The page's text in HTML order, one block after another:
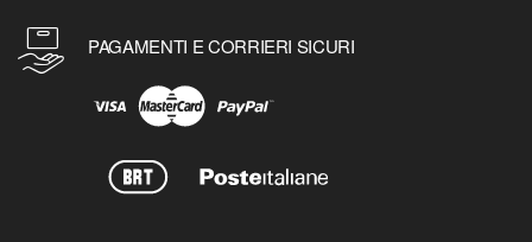
PAGAMENTI E CORRIERI SICURI